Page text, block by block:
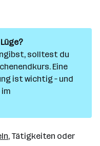
solltest du
Eine
ist wichtig – und
, Tätigkeiten oder